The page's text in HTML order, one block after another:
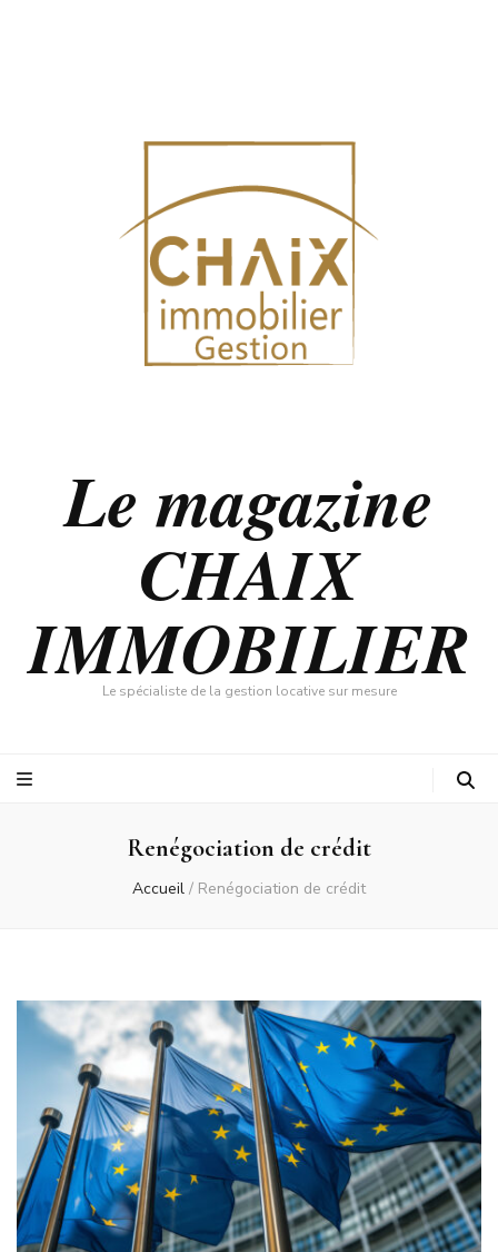
Le magazine
CHAIX
IMMOBILIER
Le spécialiste de la gestion locative sur mesure
Renégociation de crédit
Accueil / Renégociation de crédit